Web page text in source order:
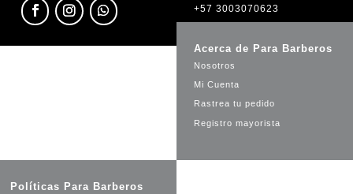
+57 3003070623
Acerca de Para Barberos
Nosotros
Mi Cuenta
Rastrea tu pedido
Registro mayorista
Políticas Para Barberos